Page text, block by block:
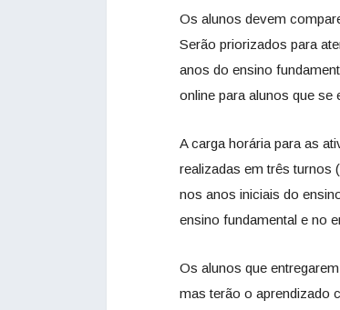
Os alunos devem
Serão priorizados para
anos do ensino
online para alunos que
A carga horária para as
realizadas em três turnos
nos anos iniciais do
ensino fundamental e no
Os alunos que
mas terão o aprendizado